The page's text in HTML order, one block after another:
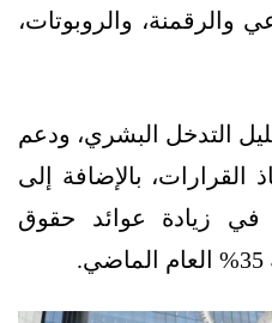
والرقمنة، والروبوتات،
التدخل البشري، ودعم
القرارات، بالإضافة إلى
في زيادة عوائد حقوق